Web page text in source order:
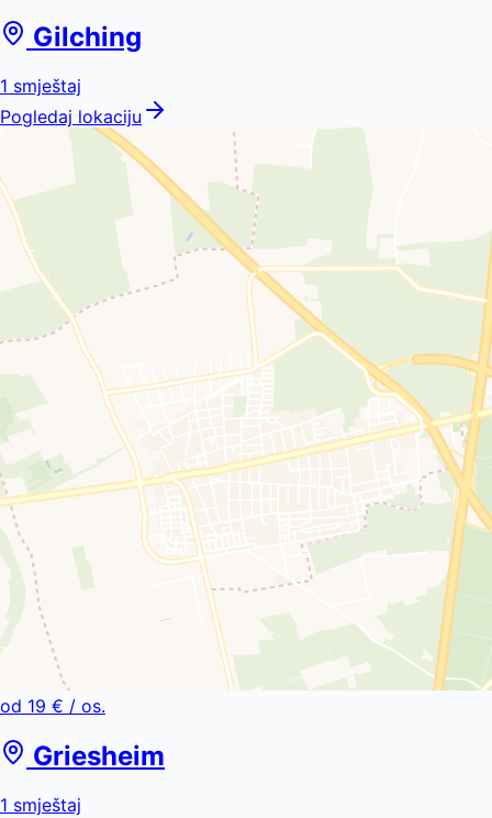
Gilching
1 smještaj
Pogledaj lokaciju
od 19 € / os.
Griesheim
1 smještaj